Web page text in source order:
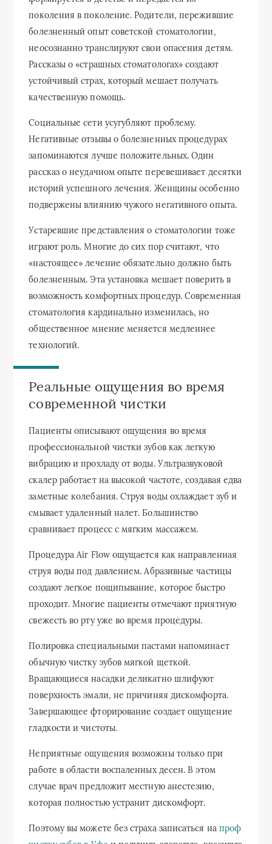
поколения в поколение. Родители, пережившие
болезненный опыт советской стоматологии,
неосознанно транслируют свои опасения детям.
Рассказы о «страшных стоматологах» создают
устойчивый страх, который мешает получать
качественную помощь.
Социальные сети усугубляют проблему.
Негативные отзывы о болезненных процедурах
запоминаются лучше положительных. Один
рассказ о неудачном опыте перевешивает десятки
историй успешного лечения. Женщины особенно
подвержены влиянию чужого негативного опыта.
Устаревшие представления о стоматологии тоже
играют роль. Многие до сих пор считают, что
«настоящее» лечение обязательно должно быть
болезненным. Эта установка мешает поверить в
возможность комфортных процедур. Современная
стоматология кардинально изменилась, но
общественное мнение меняется медленнее
технологий.
Реальные ощущения во время
современной чистки
Пациенты описывают ощущения во время
профессиональной чистки зубов как легкую
вибрацию и прохладу от воды. Ультразвуковой
скалер работает на высокой частоте, создавая едва
заметные колебания. Струя воды охлаждает зуб и
смывает удаленный налет. Большинство
сравнивает процесс с мягким массажем.
Процедура Air Flow ощущается как направленная
струя воды под давлением. Абразивные частицы
создают легкое пощипывание, которое быстро
проходит. Многие пациенты отмечают приятную
свежесть во рту уже во время процедуры.
Полировка специальными пастами напоминает
обычную чистку зубов мягкой щеткой.
Вращающиеся насадки деликатно шлифуют
поверхность эмали, не причиняя дискомфорта.
Завершающее фторирование создает ощущение
гладкости и чистоты.
Неприятные ощущения возможны только при
работе в области воспаленных десен. В этом
случае врач предложит местную анестезию,
которая полностью устранит дискомфорт.
Поэтому вы можете без страха записаться на проф